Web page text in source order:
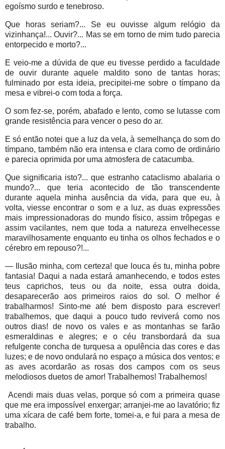
egoísmo surdo e tenebroso.
Que horas seriam?... Se eu ouvisse algum relógio da
vizinhança!... Ouvir?... Mas se em torno de mim tudo parecia
entorpecido e morto?...
E veio-me a dúvida de que eu tivesse perdido a faculdade
de ouvir durante aquele maldito sono de tantas horas;
fulminado por esta ideia, precipitei-me sobre o tímpano da
mesa e vibrei-o com toda a força.
O som fez-se, porém, abafado e lento, como se lutasse com
grande resistência para vencer o peso do ar.
E só então notei que a luz da vela, à semelhança do som do
tímpano, também não era intensa e clara como de ordinário
e parecia oprimida por uma atmosfera de catacumba.
Que significaria isto?... que estranho cataclismo abalaria o
mundo?... que teria acontecido de tão transcendente
durante aquela minha ausência da vida, para que eu, à
volta, viesse encontrar o som e a luz, as duas expressões
mais impressionadoras do mundo físico, assim trôpegas e
assim vacilantes, nem que toda a natureza envelhecesse
maravilhosamente enquanto eu tinha os olhos fechados e o
cérebro em repouso?!...
— Ilusão minha, com certeza! que louca és tu, minha pobre
fantasia! Daqui a nada estará amanhecendo, e todos estes
teus caprichos, teus ou da noite, essa outra doida,
desaparecerão aos primeiros raios do sol. O melhor é
trabalharmos! Sinto-me até bem disposto para escrever!
trabalhemos, que daqui a pouco tudo reviverá como nos
outros dias! de novo os vales e as montanhas se farão
esmeraldinas e alegres; e o céu transbordará da sua
refulgente concha de turquesa a opulência das cores e das
luzes; e de novo ondulará no espaço a música dos ventos; e
as aves acordarão as rosas dos campos com os seus
melodiosos duetos de amor! Trabalhemos! Trabalhemos!
Acendi mais duas velas, porque só com a primeira quase
que me era impossível enxergar; arranjei-me ao lavatório; fiz
uma xícara de café bem forte, tomei-a, e fui para a mesa de
trabalho.